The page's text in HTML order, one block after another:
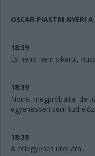
OSCAR PIASTRI NYERI
18:39
És nem, nem sikerül,
18:39
Norris megpróbálta, de
egyenesben sem tud
18:38
A célegyenes utoljára...